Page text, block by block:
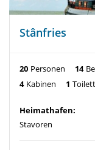
Stânfries
20 Personen 14
4 Kabinen 1
Heimathafen:
Stavoren